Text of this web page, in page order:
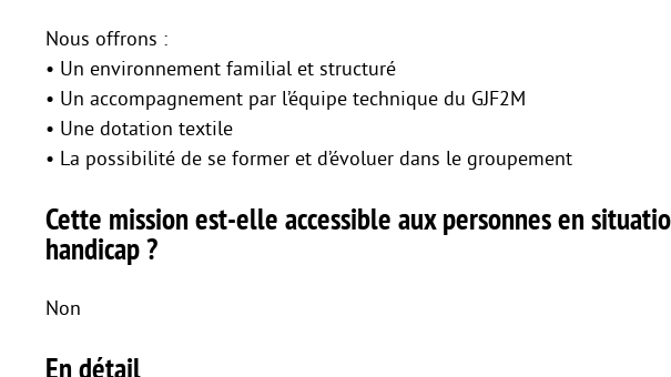
Nous offrons :
• Un environnement familial et structuré
• Un accompagnement par l’équipe technique du GJF2M
• Une dotation textile
• La possibilité de se former et d’évoluer dans le groupement
Cette mission est-elle accessible aux personnes en
handicap ?
Non
En détail